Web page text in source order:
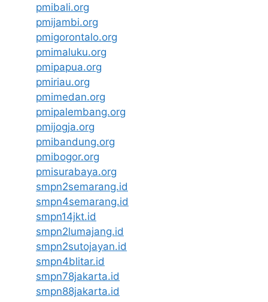
pmibali.org
pmijambi.org
pmigorontalo.org
pmimaluku.org
pmipapua.org
pmiriau.org
pmimedan.org
pmipalembang.org
pmijogja.org
pmibandung.org
pmibogor.org
pmisurabaya.org
smpn2semarang.id
smpn4semarang.id
smpn14jkt.id
smpn2lumajang.id
smpn2sutojayan.id
smpn4blitar.id
smpn78jakarta.id
smpn88jakarta.id